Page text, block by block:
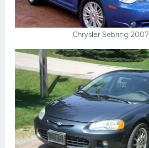
Chrysler Sebring 2007
Опель
Подводные лодки
Митсубиси
Киа
Танки
Крайслер
Порше
Самолеты